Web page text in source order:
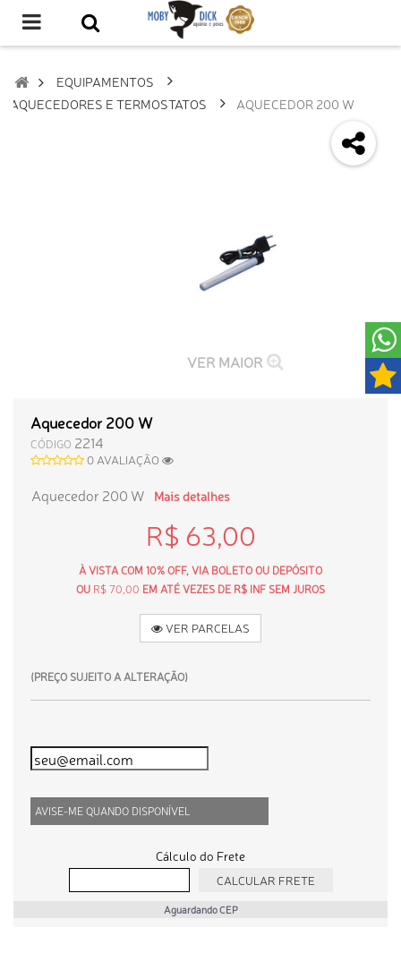
EQUIPAMENTOS
AQUECEDORES E TERMOSTATOS
AQUECEDOR 200 W
VER MAIOR
Aquecedor 200 W
CÓDIGO 2214
0 AVALIAÇÃO
Aquecedor 200 W Mais detalhes
R$ 63,00
À VISTA COM 10% OFF, VIA BOLETO OU DEPÓSITO
OU R$ 70,00 EM ATÉ VEZES DE R$ INF SEM JUROS
VER PARCELAS
(PREÇO SUJEITO A ALTERAÇÃO)
AVISE-ME QUANDO DISPONÍVEL
Cálculo do Frete
Aguardando CEP